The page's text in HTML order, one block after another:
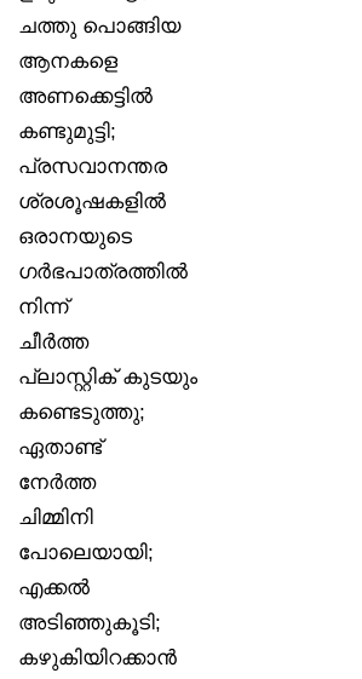
ചത്തു പൊങ്ങിയ
ആനകളെ
അണക്കെട്ടിൽ
കണ്ടുമുട്ടി;
പ്രസവാനന്തര
ശ്രശൂഷകളിൽ
ഒരാനയുടെ
ഗർഭപാത്രത്തിൽ
നിന്ന്
ചീർത്ത
പ്ലാസ്റ്റിക് കുടയും
കണ്ടെടുത്തു;
ഏതാണ്ട്
നേർത്ത
ചിമ്മിനി
പോലെയായി;
എക്കൽ
അടിഞ്ഞുകൂടി;
കഴുകിയിറക്കാൻ